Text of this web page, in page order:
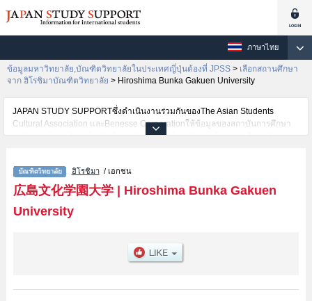
ภาษาไทย
ข้อมูลมหาวิทยาลัย,บัณฑิตวิทยาลัยในประเทศญี่ปุ่นต้องที่ JPSS > เลือกสถานศึกษา
จาก ฮิโรชิมาบัณฑิตวิทยาลัย > Hiroshima Bunka Gakuen University
JAPAN STUDY SUPPORTซึ่งดำเนินงานร่วมกันของThe Asian Students
Cultural Association และBenesse Corporationให้ข้อมูลของสถาบันการศึกษา
ระดับมหาวิทยาลัย・บัณฑิตวิทยาลัย・วิทยาลัยระดับอนุปริญญา・วิทยาลัย
สำหรับนักศึกษาต่างชาติเช่น เป็นต้น,ข้อมูลของแต่ละสาขาวิจัย,ข้อมูลการสอบคัด
เลือกเข้าศึกษาเช่นจำนวนคนที่รับสมัครหรือจำนวนคนที่ผ่านการสอบคัดเลือก
เป็นต้น,แนะนำสถานที่,การเดินทางเป็นต้นไว้ด้วยดังนั้นขอเชิญใช้บริการค้นหา
ข้อมูลตามอัธยาศัย
ฮิโรชิมา/ เอกชน
広島文化学園大学| Hiroshima Bunka Gakuen
University